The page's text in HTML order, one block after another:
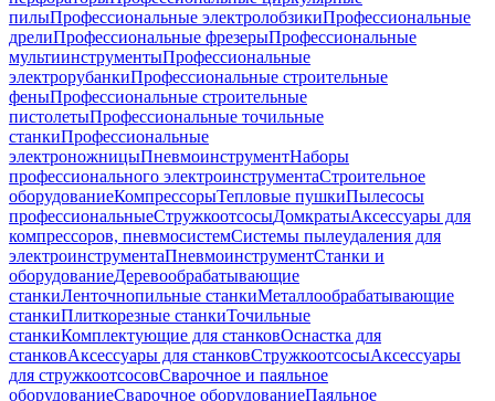
пилыПрофессиональные электролобзикиПрофессиональные
дрелиПрофессиональные фрезерыПрофессиональные
мультиинструментыПрофессиональные
электрорубанкиПрофессиональные строительные
феныПрофессиональные строительные
пистолетыПрофессиональные точильные
станкиПрофессиональные
электроножницыПневмоинструментНаборы
профессионального электроинструментаСтроительное
оборудованиеКомпрессорыТепловые пушкиПылесосы
профессиональныеСтружкоотсосыДомкратыАксессуары для
компрессоров, пневмосистемСистемы пылеудаления для
электроинструментаПневмоинструментСтанки и
оборудованиеДеревообрабатывающие
станкиЛенточнопильные станкиМеталлообрабатывающие
станкиПлиткорезные станкиТочильные
станкиКомплектующие для станковОснастка для
станковАксессуары для станковСтружкоотсосыАксессуары
для стружкоотсосовСварочное и паяльное
оборудованиеСварочное оборудованиеПаяльное